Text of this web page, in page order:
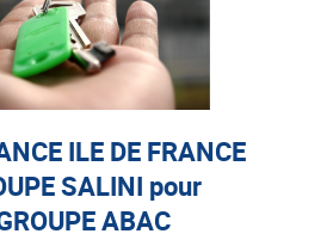
ILE DE FRANCE
SALINI pour
ABAC